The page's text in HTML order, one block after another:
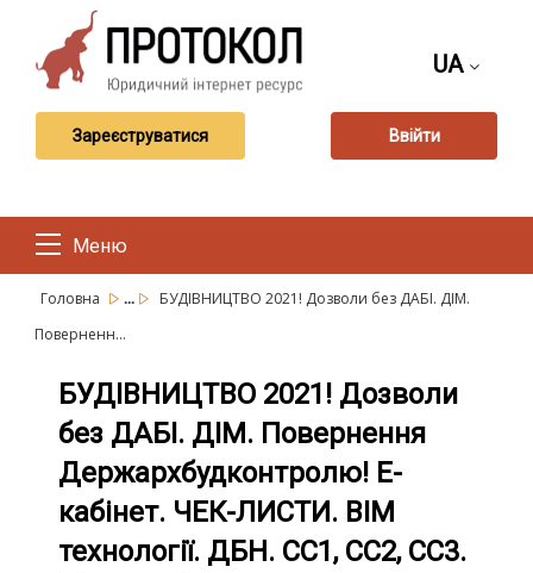
UA
Зареєструватися Ввійти
Меню
Головна ...
БУДІВНИЦТВО 2021! Дозволи без ДАБІ. ДІМ.
Поверненн...
БУДІВНИЦТВО 2021! Дозволи
без ДАБІ. ДІМ. Повернення
Держархбудконтролю! Е-
кабінет. ЧЕК-ЛИСТИ. BIM
технології. ДБН. СС1, СС2, СС3.